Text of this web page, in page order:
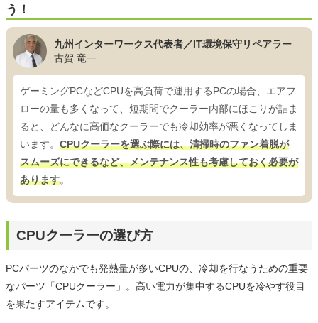
う！
九州インターワークス代表者／IT環境保守リペアラー
古賀 竜一
ゲーミングPCなどCPUを高負荷で運用するPCの場合、エアフ
ローの量も多くなって、短期間でクーラー内部にほこりが詰ま
ると、どんなに高価なクーラーでも冷却効率が悪くなってしま
います。 CPUクーラーを選ぶ際には、清掃時のファン着脱が
スムーズにできるなど、メンテナンス性も考慮しておく必要が
あります。
CPUクーラーの選び方
PCパーツのなかでも発熱量が多いCPUの、冷却を行なうための重要
なパーツ「CPUクーラー」。高い電力が集中するCPUを冷やす役目
を果たすアイテムです。